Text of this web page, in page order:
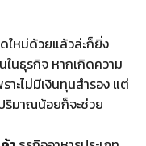
ใหม่ด้วยแล้วล่ะก็ยิ่ง
ในธุรกิจ หากเกิดความ
ะไม่มีเงินทุนสำรอง แต่
ริมาณน้อยก็จะช่วย